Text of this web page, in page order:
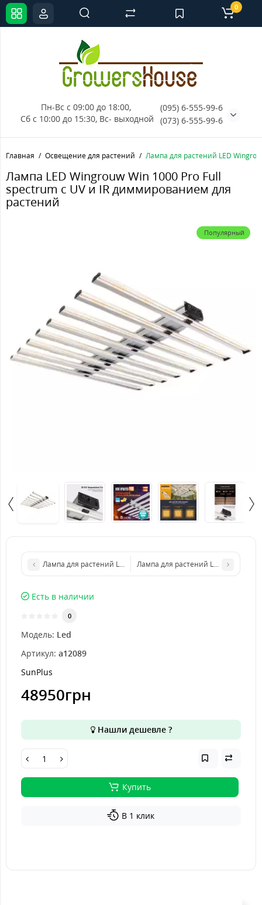
Пн-Вс с 09:00 до 18:00,
Сб с 10:00 до 15:30, Вс- выходной
(095) 6-555-99-6
(073) 6-555-99-6
0
Главная Освещение для растений Лампа для растений LED
Лампа LED Wingrouw Win 1000 Pro Full
spectrum с UV и IR диммированием для
растений
Популярный
Лампа для растений LED Wingrouw Win 750 Eco Full spectrum
Лампа для растений LED Wingrouw
Есть в наличии
0
Модель: Led
Артикул: a12089
SunPlus
48950грн
Нашли дешевле ?
Купить
В 1 клик